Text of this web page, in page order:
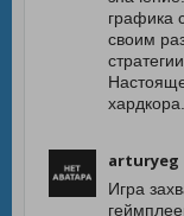
графика
своим
хардкора.
arturyeg
Игра